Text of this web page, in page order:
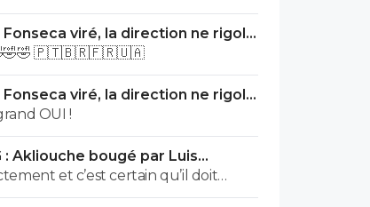
pas le marseillais sweet, et sur le
aller c'est Vigo qui subit une
à la 55eme minutes...Mais ca
bizarre t'en parles pas hein monsieur
foi??
Fonseca viré, la direction ne rigole
🇵🇹🇧🇷🇫🇷🇺🇦
Fonseca viré, la direction ne rigole
OUI !
: Akliouche bougé par Luis
premier avertissement
et c’est certain qu’il doit
s’il veut y arriver… 😏🇵🇹🇧🇷🇫🇷